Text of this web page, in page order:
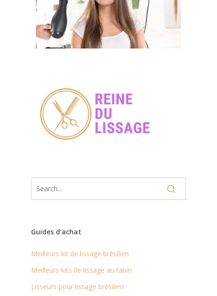
Guides d’achat
Meilleurs kit de lissage brésilien
Meilleurs kits de lissage au tanin
Lisseurs pour lissage brésilien